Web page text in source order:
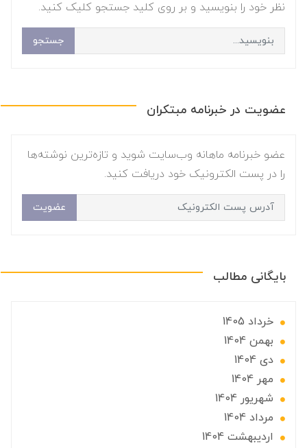
نظر خود را بنویسید و بر روی کلید جستجو کلیک کنید.
جستجو
عضویت در خبرنامه مبتکران
عضو خبرنامه ماهانه وب‌سایت شوید و تازه‌ترین نوشته‌ها
را در پست الکترونیک خود دریافت کنید.
عضویت
بایگانی مطالب
خرداد 1405
بهمن 1404
دی 1404
مهر 1404
شهریور 1404
مرداد 1404
ارديبهشت 1404